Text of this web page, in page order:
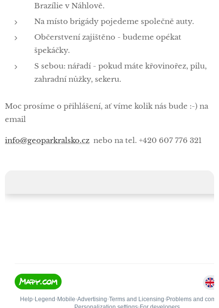
Brazílie v Náhlově.
Na místo brigády pojedeme společně auty.
Občerstvení zajištěno - budeme opékat
špekáčky.
S sebou: nářadí - pokud máte křovinořez, pilu,
zahradní nůžky, sekeru.
Moc prosíme o přihlášení, ať víme kolik nás bude :-) na
email
info@geoparkralsko.cz nebo na tel. +420 607 776 321